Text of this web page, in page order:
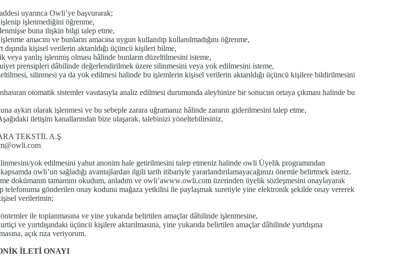
uyarınca Owli’ye başvurarak;
işlenmediğini öğrenme,
buna ilişkin bilgi talep etme,
amacını ve bunların amacına uygun kullanılıp kullanılmadığını öğrenme,
kişisel verilerin aktarıldığı üçüncü kişileri bilme,
veya yanlış işlenmiş olması hâlinde bunların düzeltilmesini isteme,
prensipleri dâhilinde değerlendirilmek üzere silinmesini veya yok edilmesini isteme,
silinmesi ya da yok edilmesi halinde bu işlemlerin kişisel verilerin aktarıldığı üçüncü kişilere bildirilmesini
otomatik sistemler vasıtasıyla analiz edilmesi durumunda aleyhinize bir sonucun ortaya çıkması halinde bu
aykırı olarak işlenmesi ve bu sebeple zarara uğramanız hâlinde zararın giderilmesini talep etme,
iletişim kanallarından bize ulaşarak, talebinizi yöneltebilirsiniz.
TEKSTİL A.Ş
yok edilmesini yahut anonim hale getirilmesini talep etmeniz halinde owli Üyelik programından
kapsamda owli’un sağladığı avantajlardan ilgili tarih itibariyle yararlandırılamayacağınızı önemle belirtmek isteriz.
dokümanın tamamını okudum, anladım ve owli’awww.owli.com üzerinden üyelik sözleşmesini onaylayarak
telefonuma gönderilen onay kodunu mağaza yetkilisi ile paylaşmak suretiyle yine elektronik şekilde onay vererek
verilerimin;
ile toplanmasına ve yine yukarıda belirtilen amaçlar dâhilinde işlenmesine,
ve yurtdışındaki üçüncü kişilere aktarılmasına, yine yukarıda belirtilen amaçlar dâhilinde yurtdışına
açık rıza veriyorum.
İLETİ ONAYI